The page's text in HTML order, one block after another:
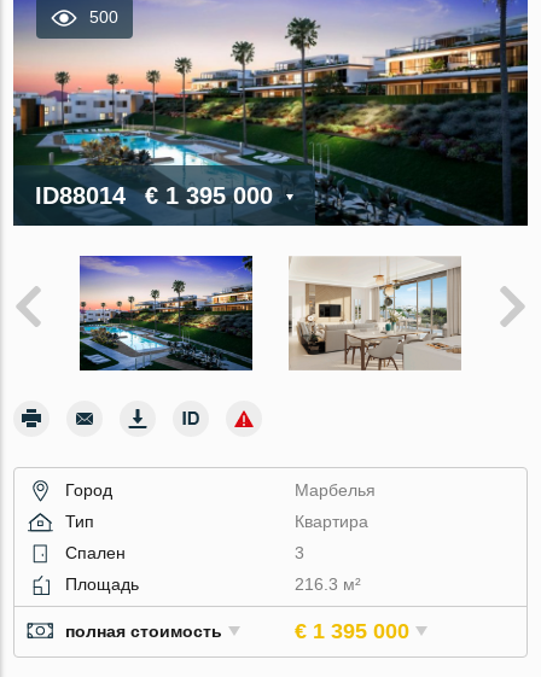
500
ID88014 € 1 395 000
Город
Марбелья
Тип
Квартира
Спален
3
Площадь
216.3 м²
полная стоимость € 1 395 000